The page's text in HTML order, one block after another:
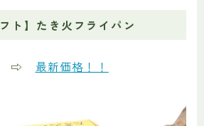
ト】たき火フライパン
⇨ 最新価格！！